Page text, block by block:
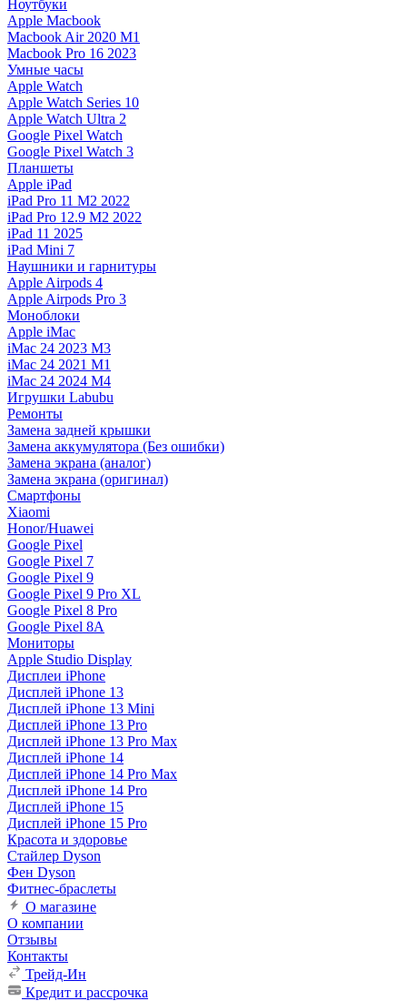
Ноутбуки
Apple Macbook
Macbook Air 2020 M1
Macbook Pro 16 2023
Умные часы
Apple Watch
Apple Watch Series 10
Apple Watch Ultra 2
Google Pixel Watch
Google Pixel Watch 3
Планшеты
Apple iPad
iPad Pro 11 M2 2022
iPad Pro 12.9 M2 2022
iPad 11 2025
iPad Mini 7
Наушники и гарнитуры
Apple Airpods 4
Apple Airpods Pro 3
Моноблоки
Apple iMac
iMac 24 2023 M3
iMac 24 2021 M1
iMac 24 2024 M4
Игрушки Labubu
Ремонты
Замена задней крышки
Замена аккумулятора (Без ошибки)
Замена экрана (аналог)
Замена экрана (оригинал)
Смартфоны
Xiaomi
Honor/Huawei
Google Pixel
Google Pixel 7
Google Pixel 9
Google Pixel 9 Pro XL
Google Pixel 8 Pro
Google Pixel 8A
Мониторы
Apple Studio Display
Дисплеи iPhone
Дисплей iPhone 13
Дисплей iPhone 13 Mini
Дисплей iPhone 13 Pro
Дисплей iPhone 13 Pro Max
Дисплей iPhone 14
Дисплей iPhone 14 Pro Max
Дисплей iPhone 14 Pro
Дисплей iPhone 15
Дисплей iPhone 15 Pro
Красота и здоровье
Стайлер Dyson
Фен Dyson
Фитнес-браслеты
О магазине
О компании
Отзывы
Контакты
Трейд-Ин
Кредит и рассрочка